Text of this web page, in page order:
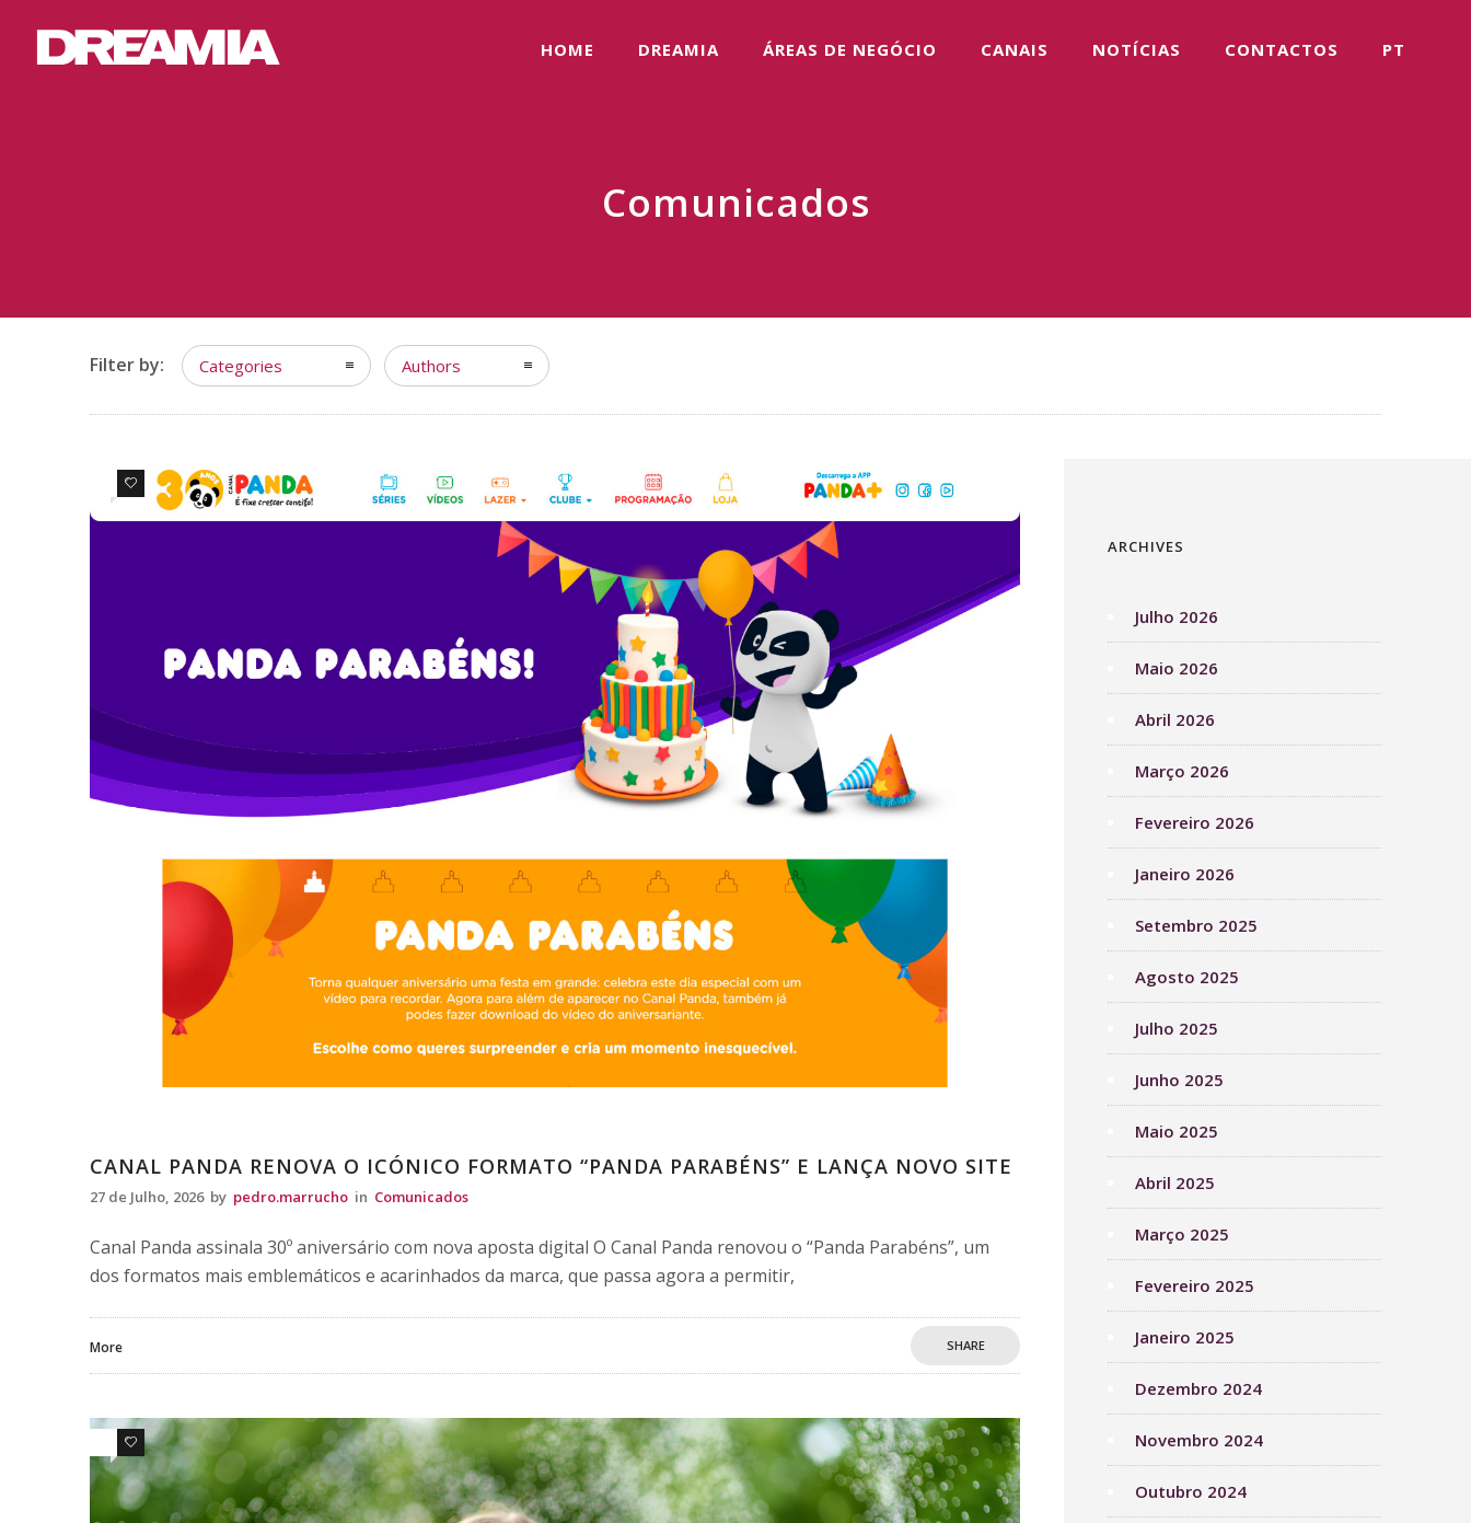
HOME DREAMIA ÁREAS DE NEGÓCIO CANAIS NOTÍCIAS CONTACTOS PT
Comunicados
Filter by: Categories Authors
0
CANAL PANDA RENOVA O ICÓNICO FORMATO “PANDA PARABÉNS” E LANÇA NOVO SITE
27 de Julho, 2026 by pedro.marrucho in Comunicados
Canal Panda assinala 30º aniversário com nova aposta digital O Canal Panda renovou o “Panda Parabéns”, um
dos formatos mais emblemáticos e acarinhados da marca, que passa agora a permitir,
More SHARE
0
ARCHIVES
Julho 2026
Maio 2026
Abril 2026
Março 2026
Fevereiro 2026
Janeiro 2026
Setembro 2025
Agosto 2025
Julho 2025
Junho 2025
Maio 2025
Abril 2025
Março 2025
Fevereiro 2025
Janeiro 2025
Dezembro 2024
Novembro 2024
Outubro 2024